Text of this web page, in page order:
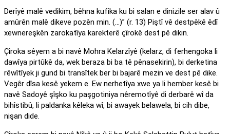
Derîyê malê vedikim, bêhna kufika ku bi salan e dinizile ser alav û
amûrên malê dikeve pozên min. (…)” (r. 13) Piştî vê destpêkê êdî
xewnereşkên zarokatîya karekterê çîrokê dest pê dikin.
Çîroka sêyem a bi navê Mohra Kelarzîyê (kelarz, di ferhengoka li
dawîya pirtûkê da, wek beraza bi ba tê pênasekirin), bi derketina
rêwîtîyek ji gund bi transîtek ber bi bajarê mezin ve dest pê dike.
Vegêr dîsa kesê yekem e. Ew nerhetîya xwe ya li hember kesê bi
navê Sadoyê şîşko ku paşgotiniya nêremotîyê di derbarê wî da
bihîstibû, li paldanka kêleka wî, bi awayek belawela, bi cih dibe,
nişan dide.